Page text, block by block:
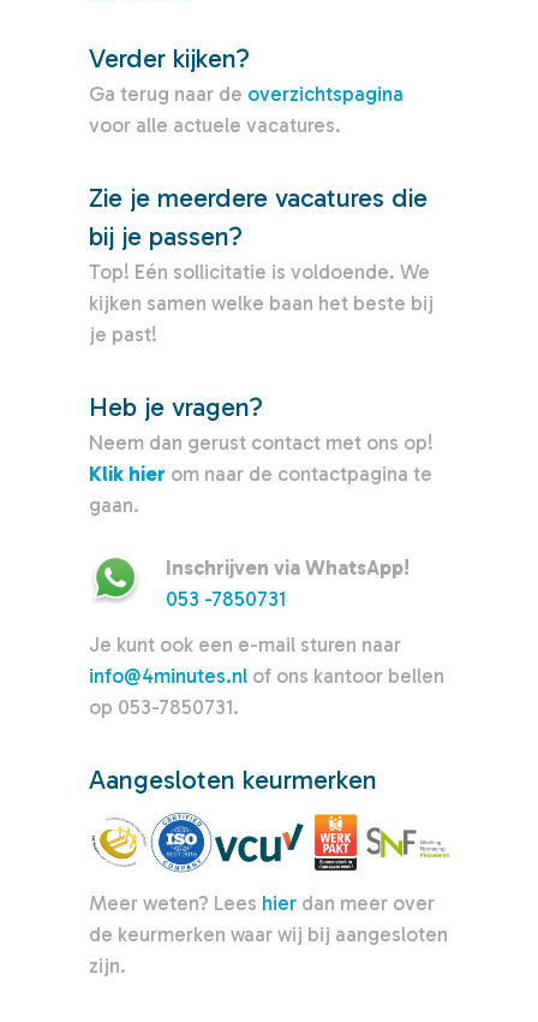
Verder kijken?
Ga terug naar de overzichtspagina
voor alle actuele vacatures.
Zie je meerdere vacatures die
bij je passen?
Top! Eén sollicitatie is voldoende. We
kijken samen welke baan het beste bij
je past!
Heb je vragen?
Neem dan gerust contact met ons op!
Klik hier om naar de contactpagina te
gaan.
Inschrijven via WhatsApp!
053 -7850731
Je kunt ook een e-mail sturen naar
info@4minutes.nl of ons kantoor bellen
op 053-7850731.
Aangesloten keurmerken
Meer weten? Lees hier dan meer over
de keurmerken waar wij bij aangesloten
zijn.